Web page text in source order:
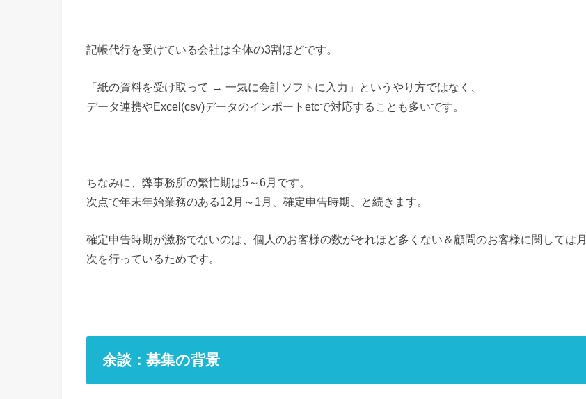
記帳代行を受けている会社は全体の3割ほどです。
「紙の資料を受け取って → 一気に会計ソフトに入力」というやり方ではなく、
データ連携やExcel(csv)データのインポートetcで対応することも多いです。
ちなみに、弊事務所の繁忙期は5～6月です。
次点で年末年始業務のある12月～1月、確定申告時期、と続きます。
確定申告時期が激務でないのは、個人のお客様の数がそれほど多くない＆顧問のお客様に関しては月
次を行っているためです。
余談：募集の背景